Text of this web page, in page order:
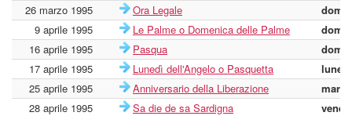
26 marzo 1995
Ora Legale
9 aprile 1995
Le Palme o Domenica delle Palme
16 aprile 1995
Pasqua
17 aprile 1995
Lunedì dell'Angelo o Pasquetta
lunedì
25 aprile 1995
Anniversario della Liberazione
28 aprile 1995
Sa die de sa Sardigna